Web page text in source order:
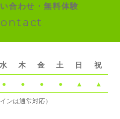
合わせ・無料体験
水 木 金 土 日 祝
● ● ● ● ▲ ▲
ンは通常対応）